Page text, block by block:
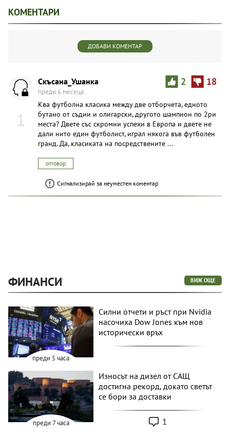
КОМЕНТАРИ
ДОБАВИ КОМЕНТАР
1
2 18
Скъсана_Ушанка
преди 6 месеца
Ква футболна класика между две отборчета, едното
бутано от съдии и олигарски, другото шампион по 2ри
места? Двете със скромни успехи в Европа и двете не
дали нито един футболист, играл някога във футболен
гранд. Да, класиката на посредствените ...
отговор
Сигнализирай за неуместен коментар
ФИНАНСИ ВИЖ ОЩЕ
преди 5 часа
Силни отчети и ръст при Nvidia
насочиха Dow Jones към нов
исторически връх
преди 7 часа
Износът на дизел от САЩ
достигна рекорд, докато светът
се бори за доставки
1